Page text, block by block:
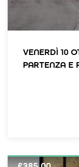
VENERDÌ 10
PARTENZA E